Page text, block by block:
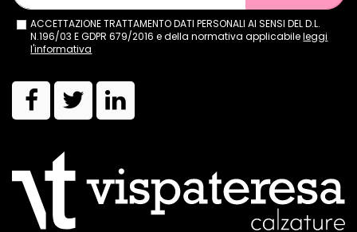
ACCETTAZIONE TRATTAMENTO DATI PERSONALI AI SENSI DEL D.L.
N.196/03 E GDPR 679/2016 e della normativa applicabileleggi
l'informativa